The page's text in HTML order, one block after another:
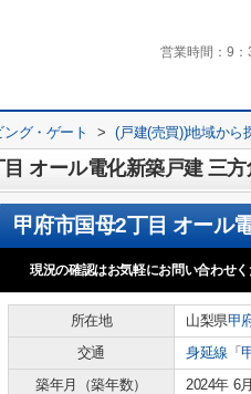
営業時間： 9：
グ・ゲート > (戸建(売買))地域から
オール電化新築戸建 三
現況の確認はお気軽にお問い合わせく
所在地 山梨県甲
交通
身延線 「
築年月（築年数）
2024年 6